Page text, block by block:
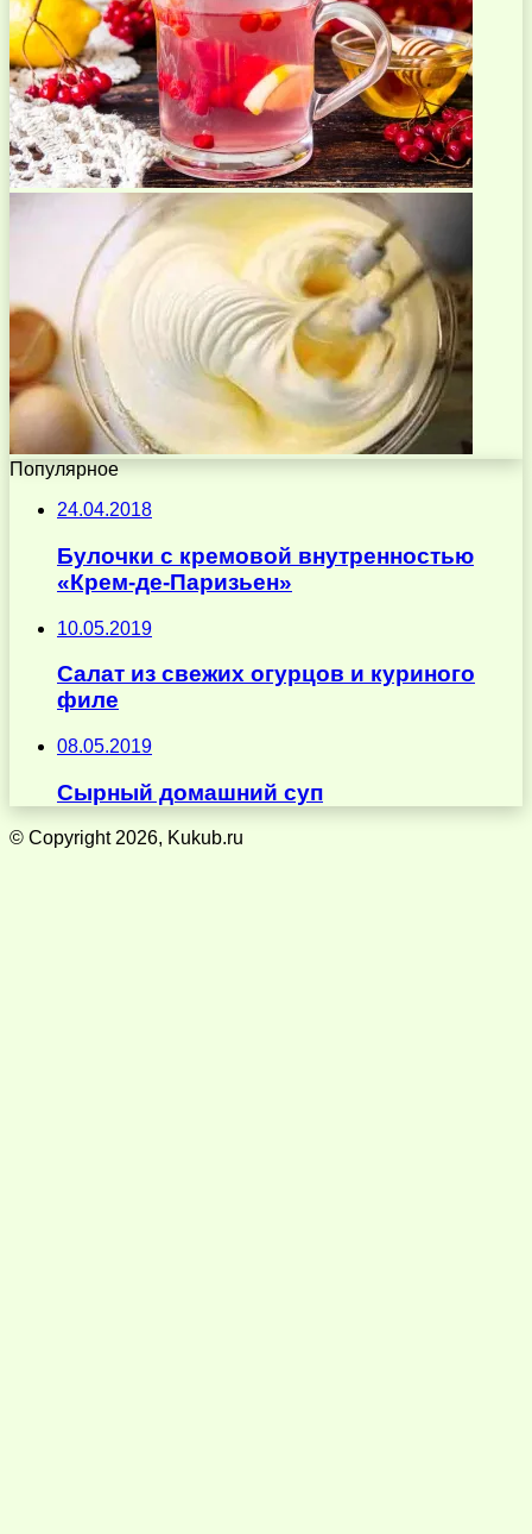
Популярное
24.04.2018
Булочки с кремовой внутренностью
«Крем-де-Паризьен»
10.05.2019
Салат из свежих огурцов и куриного
филе
08.05.2019
Сырный домашний суп
© Copyright 2026, Kukub.ru